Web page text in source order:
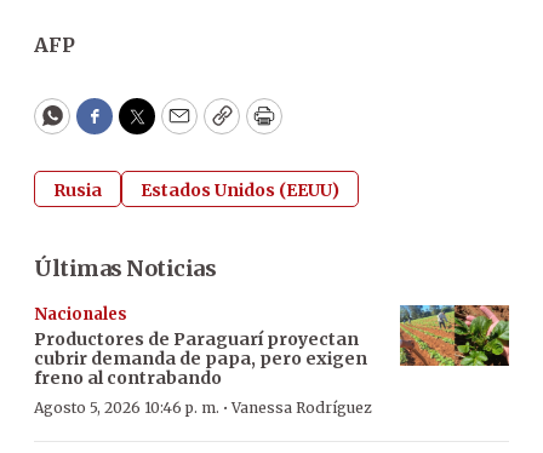
AFP
WhatsApp
Facebook
Twitter
EmailCopyPrint
Rusia Estados Unidos (EEUU)
Últimas Noticias
Nacionales
Productores de Paraguarí proyectan
cubrir demanda de papa, pero exigen
freno al contrabando
Agosto 5, 2026 10:46 p. m. ·Vanessa Rodríguez